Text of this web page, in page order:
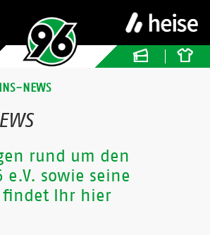
NEWS
rund um den
e.V. sowie seine
findet Ihr hier